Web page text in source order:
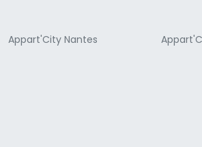
Appart'City Nantes